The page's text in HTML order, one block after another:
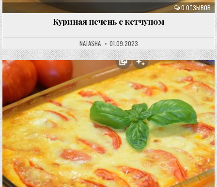
0 ОТЗЫВОВ
Куриная печень с кетчупом
NATASHA 01.09.2023